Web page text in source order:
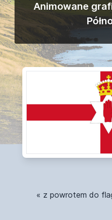
Animowane
« z powrotem do